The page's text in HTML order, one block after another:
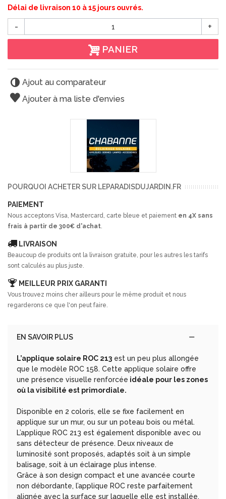
Délai de livraison 10 à 15 jours ouvrés.
- +
PANIER
Ajout au comparateur
Ajouter à ma liste d'envies
POURQUOI ACHETER SUR LEPARADISDUJARDIN.FR
PAIEMENT
Nous acceptons Visa, Mastercard, carte bleue et paiement en 4X sans
frais à partir de 300€ d'achat.
LIVRAISON
Beaucoup de produits ont la livraison gratuite, pour les autres les tarifs
sont calculés au plus juste.
MEILLEUR PRIX GARANTI
Vous trouvez moins cher ailleurs pour le même produit et nous
regarderons ce que l'on peut faire.
EN SAVOIR PLUS
L’applique solaire ROC 213 est un peu plus allongée
que le modèle ROC 158. Cette applique solaire offre
une présence visuelle renforcée idéale pour les zones
où la visibilité est primordiale.
Disponible en 2 coloris, elle se fixe facilement en
applique sur un mur, ou sur un poteau bois ou métal.
L’applique ROC 213 est également disponible avec ou
sans détecteur de présence. Deux niveaux de
luminosité sont proposés, adaptés soit à un simple
balisage, soit à un éclairage plus intense.
Grâce à son design compact et une avancée courte
non débordante, l’applique ROC reste parfaitement
alignée avec la surface sur laquelle elle est installée.